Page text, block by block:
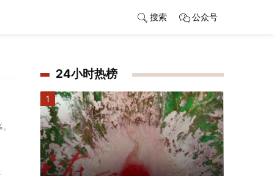
搜索 公众号
24小时热榜
1